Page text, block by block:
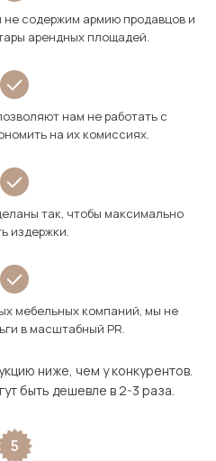
не содержим армию продавцов и
арендных площадей.
нам не работать с
на их комиссиях.
так, чтобы максимально
издержки.
мебельных компаний, мы не
в масштабный PR.
ниже, чем у конкурентов.
быть дешевле в 2-3 раза.
5